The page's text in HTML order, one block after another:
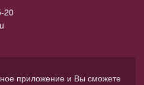
20
приложение и Вы сможете